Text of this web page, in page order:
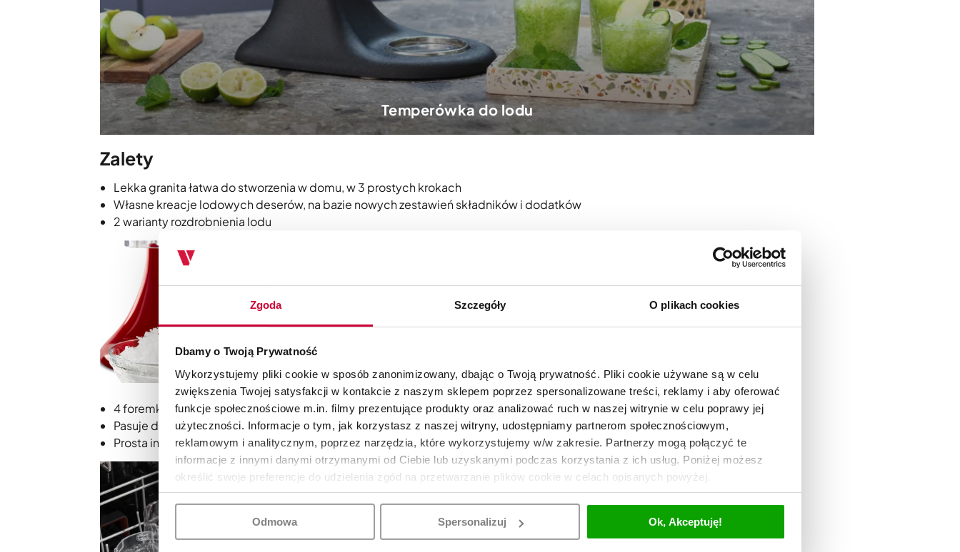
Zgoda Szczegóły O plikach cookies
Dbamy o Twoją Prywatność
Wykorzystujemy pliki cookie w sposób zanonimizowany, dbając o Twoją prywatność. Pliki cookie używane są w celu
zwiększenia Twojej satysfakcji w kontakcie z naszym sklepem poprzez spersonalizowane treści, reklamy i aby oferować
funkcje społecznościowe m.in. filmy prezentujące produkty oraz analizować ruch w naszej witrynie w celu poprawy jej
użyteczności. Informacje o tym, jak korzystasz z naszej witryny, udostępniamy partnerom społecznościowym,
reklamowym i analitycznym, poprzez narzędzia, które wykorzystujemy w/w zakresie. Partnerzy mogą połączyć te
informacje z innymi danymi otrzymanymi od Ciebie lub uzyskanymi podczas korzystania z ich usług. Poniżej możesz
określić swoje preferencje do udzielenia zgód na przetwarzanie plików cookie w celach opisanych powyżej.
Odmowa Spersonalizuj Ok, Akceptuję!
Temperówka do lodu
Zalety
Lekka granita łatwa do stworzenia w domu, w 3 prostych krokach
Własne kreacje lodowych deserów, na bazie nowych zestawień składników i dodatków
2 warianty rozdrobnienia lodu
4 foremki na krążki lodowe o różnych smakach, zawsze gotowe do użycia
Pasuje do wszystkich mikserów stojących KitchenAid
Prosta instalacja i łatwość mycia